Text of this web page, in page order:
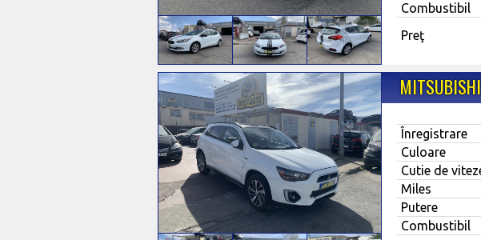
Combustibil
Preţ
Înregistrare
Culoare
Cutie de
Miles
Putere
Combustibil